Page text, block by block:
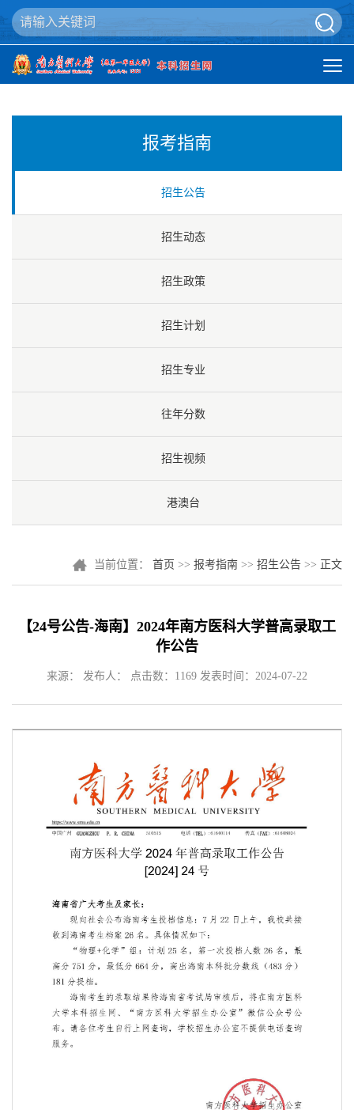
报考指南
招生公告
招生动态
招生政策
招生计划
招生专业
往年分数
招生视频
港澳台
当前位置： 首页 >> 报考指南 >> 招生公告 >> 正文
【24号公告-海南】2024年南方医科大学普高录取工
作公告
来源： 发布人： 点击数： 1169 发表时间：2024-07-22